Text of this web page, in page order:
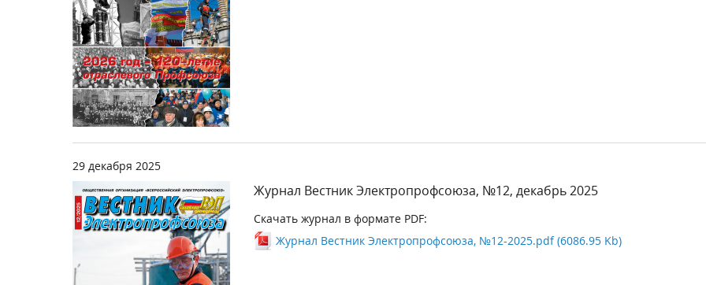
29 декабря 2025
Журнал Вестник Электропрофсоюза, №12, декабрь 2025
Скачать журнал в формате PDF:
Журнал Вестник Электропрофсоюза, №12-2025.pdf (6086.95 Kb)